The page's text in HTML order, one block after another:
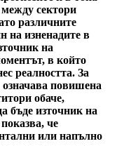
сектори
различните
на изненадите в
на
в който
реалността. За
означава повишена
обаче,
бъде източник на
че
или напълно